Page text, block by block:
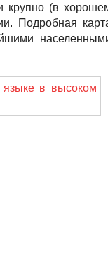
крупно (в
Подробная